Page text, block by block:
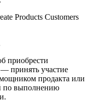
Products Customers
приобрести
принять участие
продакта или
по выполнению